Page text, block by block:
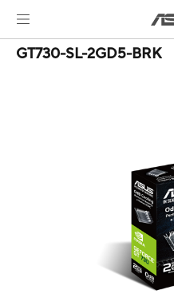
GT730-SL-2GD5-BRK